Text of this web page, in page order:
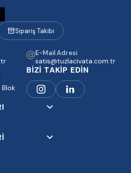
Sipariş Takibi
E-Mail Adresi
satis@tuzlacivata.com.tr
BİZİ TAKİP EDİN